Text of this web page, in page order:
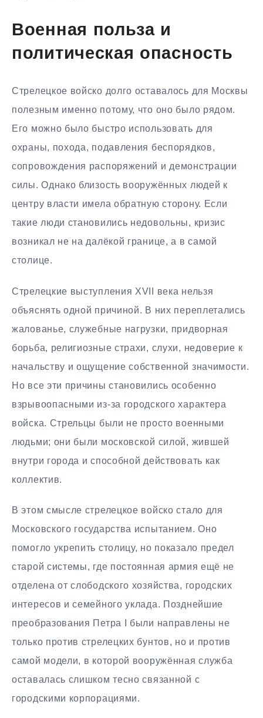
Военная польза и
политическая опасность
Стрелецкое войско долго оставалось для Москвы
полезным именно потому, что оно было рядом.
Его можно было быстро использовать для
охраны, похода, подавления беспорядков,
сопровождения распоряжений и демонстрации
силы. Однако близость вооружённых людей к
центру власти имела обратную сторону. Если
такие люди становились недовольны, кризис
возникал не на далёкой границе, а в самой
столице.
Стрелецкие выступления XVII века нельзя
объяснять одной причиной. В них переплетались
жалованье, служебные нагрузки, придворная
борьба, религиозные страхи, слухи, недоверие к
начальству и ощущение собственной значимости.
Но все эти причины становились особенно
взрывоопасными из-за городского характера
войска. Стрельцы были не просто военными
людьми; они были московской силой, жившей
внутри города и способной действовать как
коллектив.
В этом смысле стрелецкое войско стало для
Московского государства испытанием. Оно
помогло укрепить столицу, но показало предел
старой системы, где постоянная армия ещё не
отделена от слободского хозяйства, городских
интересов и семейного уклада. Позднейшие
преобразования Петра I были направлены не
только против стрелецких бунтов, но и против
самой модели, в которой вооружённая служба
оставалась слишком тесно связанной с
городскими корпорациями.